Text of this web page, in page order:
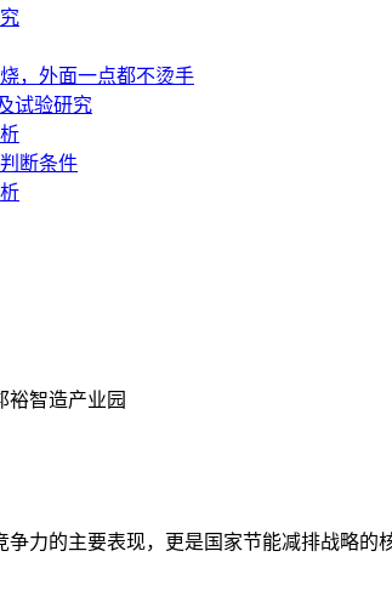
，外面一点都不烫手
试验研究
断条件
裕智造产业园
力的主要表现，更是国家节能减排战略